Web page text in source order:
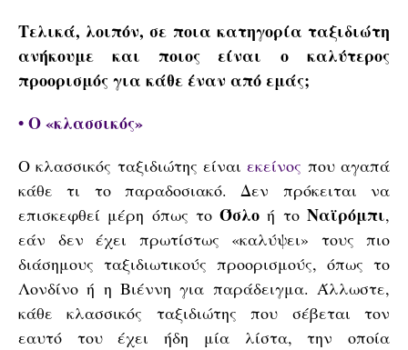
Τελικά, λοιπόν, σε ποια κατηγορία ταξιδιώτη
ανήκουμε και ποιος είναι ο καλύτερος
προορισμός για κάθε έναν από εμάς;
• Ο «κλασσικός»
O κλασσικός ταξιδιώτης είναιεκείνος που αγαπά
κάθε τι το παραδοσιακό. Δεν πρόκειται να
επισκεφθεί μέρη όπως τοΌσλο ή τοΝαϊρόμπι,
εάν δεν έχει πρωτίστως «καλύψει» τους πιο
διάσημους ταξιδιωτικούς προορισμούς, όπως το
Λονδίνο ή η Βιέννη για παράδειγμα. Άλλωστε,
κάθε κλασσικός ταξιδιώτης που σέβεται τον
εαυτό του έχει ήδη μία λίστα, την οποία